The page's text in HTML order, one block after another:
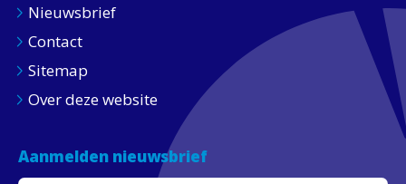
Nieuwsbrief
Contact
Sitemap
Over deze website
Aanmelden nieuwsbrief